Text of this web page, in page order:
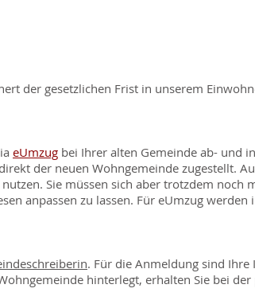
der gesetzlichen Frist in unserem
eUmzug bei Ihrer alten Gemeinde ab- und
der neuen Wohngemeinde zugestellt.
Sie müssen sich aber trotzdem noch
anpassen zu lassen. Für eUmzug werden
. Für die Anmeldung sind
hinterlegt, erhalten Sie bei